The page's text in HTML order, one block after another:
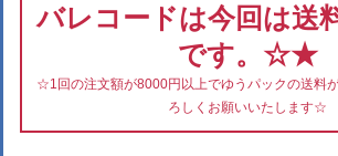
バレコードは今回は送
です。☆★
☆1回の注文額が8000円以上でゆうパックの送料
ろしくお願いいたします☆